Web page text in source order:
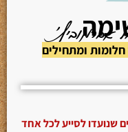
אברמוביץ׳
ומתחילים
שנועדו לסייע לכל אחד